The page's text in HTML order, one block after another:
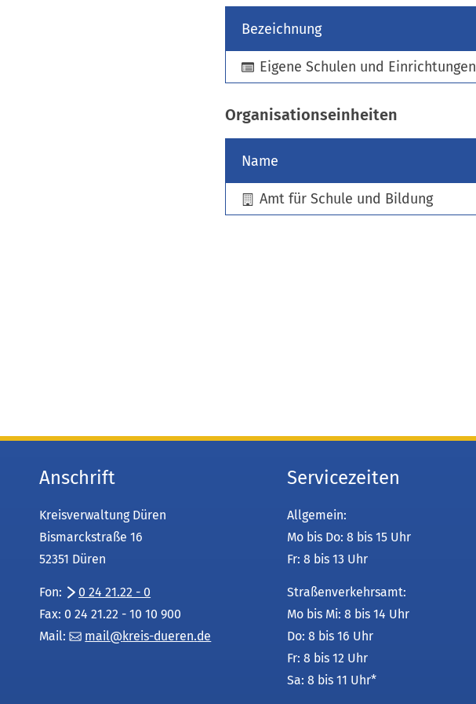
Bezeichnung
Eigene Schulen und Einrichtungen
Organisationseinheiten
Name
Amt für Schule und Bildung
Anschrift
Kreisverwaltung Düren
Bismarckstraße 16
52351 Düren
Fon:
0 24 21.22 - 0
Fax: 0 24 21.22 - 10 10 900
Mail:
mail kreis-dueren de
Servicezeiten
Allgemein:
Mo bis Do: 8 bis 15 Uhr
Fr: 8 bis 13 Uhr
Straßenverkehrsamt:
Mo bis Mi: 8 bis 14 Uhr
Do: 8 bis 16 Uhr
Fr: 8 bis 12 Uhr
Sa: 8 bis 11 Uhr*